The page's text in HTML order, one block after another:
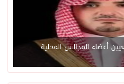
أعضاء المجالس المحلية